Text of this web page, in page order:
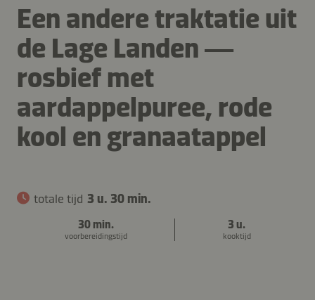
Een andere traktatie uit
de Lage Landen —
rosbief met
aardappelpuree, rode
kool en granaatappel
totale tijd 3 u. 30 min.
30 min.
voorbereidingstijd
3 u.
kooktijd